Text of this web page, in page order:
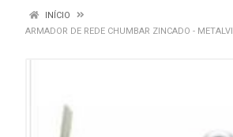
INÍCIO
ARMADOR DE REDE CHUMBAR ZINCADO - METALVI